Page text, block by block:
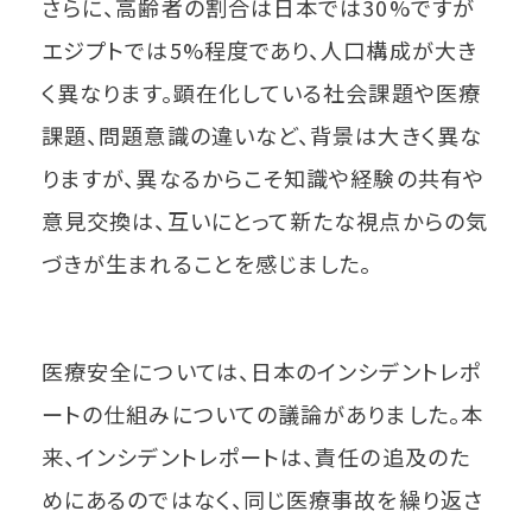
さらに、高齢者の割合は日本では30%ですが
エジプトでは5%程度であり、人口構成が大き
く異なります。顕在化している社会課題や医療
課題、問題意識の違いなど、背景は大きく異な
りますが、異なるからこそ知識や経験の共有や
意見交換は、互いにとって新たな視点からの気
づきが生まれることを感じました。
医療安全については、日本のインシデントレポ
ートの仕組みについての議論がありました。本
来、インシデントレポートは、責任の追及のた
めにあるのではなく、同じ医療事故を繰り返さ